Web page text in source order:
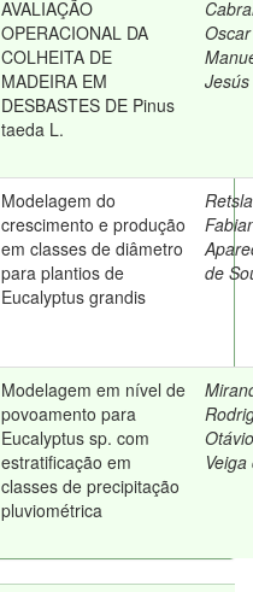
AVALIAÇÃO
OPERACIONAL DA
COLHEITA DE
MADEIRA EM
DESBASTES DE Pinus
taeda L.
Oscar
Modelagem do
crescimento e produção
em classes de diâmetro
para plantios de
Eucalyptus grandis
de
Modelagem em nível de
povoamento para
Eucalyptus sp. com
estratificação em
classes de precipitação
pluviométrica
Otávio
Veiga